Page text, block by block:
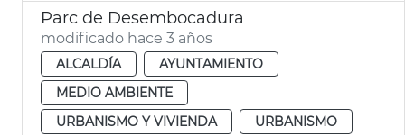
Parc de Desembocadura
modificado hace 3 años
ALCALDÍA
AYUNTAMIENTO
MEDIO AMBIENTE
URBANISMO Y VIVIENDA
URBANISMO